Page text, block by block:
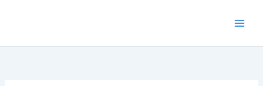
conteúdo